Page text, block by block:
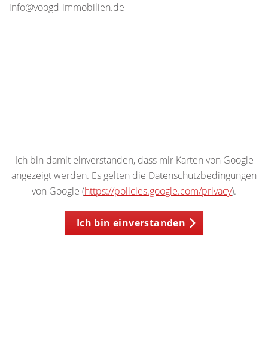
info@voogd-immobilien.de
Ich bin damit einverstanden, dass mir Karten von Google
angezeigt werden. Es gelten die Datenschutzbedingungen
von Google (https://policies.google.com/privacy).
Ich bin einverstanden